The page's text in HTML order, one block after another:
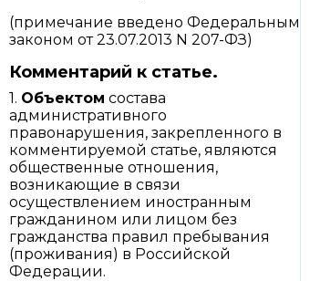
(примечание введено Федеральным
законом от 23.07.2013 N 207-ФЗ)
Комментарий к статье.
1. Объектом состава
административного
правонарушения, закрепленного в
комментируемой статье, являются
общественные отношения,
возникающие в связи
осуществлением иностранным
гражданином или лицом без
гражданства правил пребывания
(проживания) в Российской
Федерации.